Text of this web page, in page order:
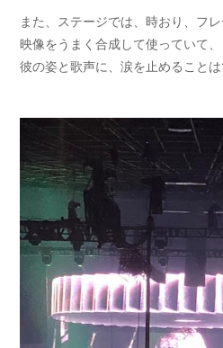
また、ステージでは、時おり、フ
映像をうまく合成して使っていて、
彼の姿と歌声に、涙を止めることは